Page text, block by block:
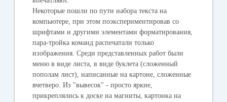
Некоторые пошли по пути набора текста на
компьютере, при этом поэкспериментировав со
шрифтами и другими элементами форматирования,
пара-тройка команд распечатали только
изображения. Среди представленных работ были
меню в виде листа, в виде буклета (сложенный
пополам лист), написанные на картоне, сложенные
вчетверо. Из "вывесок" - просто яркие,
прикреплялись к доске на магниты, картонка на